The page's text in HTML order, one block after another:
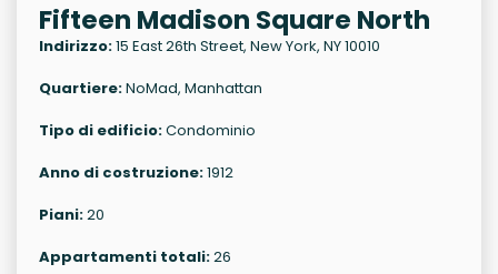
Fifteen Madison Square North
Indirizzo:15 East 26th Street, New York, NY 10010
Quartiere:NoMad, Manhattan
Tipo di edificio:Condominio
Anno di costruzione:1912
Piani:20
Appartamenti totali:26